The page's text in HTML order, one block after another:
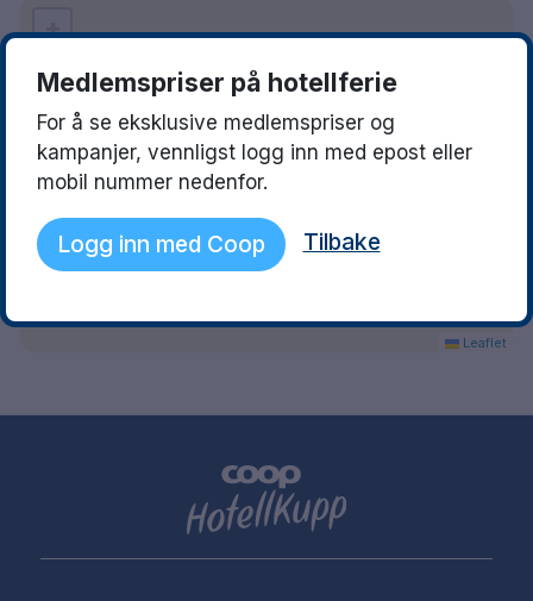
Show on Map
+
Leaflet
Medlemspriser på hotellferie
For å se eksklusive medlemspriser og
kampanjer, vennligst logg inn med epost eller
mobil nummer nedenfor.
Logg inn med Coop Tilbake